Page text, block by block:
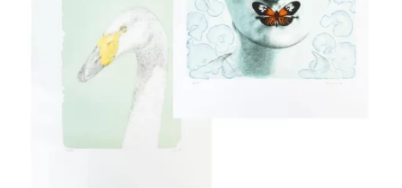
výstava fotografií v muzeu Českého ráje – Hégr a
výstava Akty v akci – museum v Kašperských horách
výstava Akty v akci – galerie Diamant S.V.U. Mánes
účast na Biennále,Veletržní palác v Praze